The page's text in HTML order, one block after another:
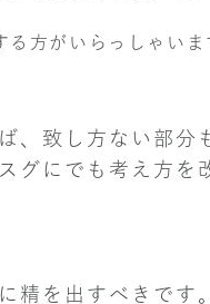
方がいらっしゃいま
、致し方ない部分
グにでも考え方を
精を出すべきです。